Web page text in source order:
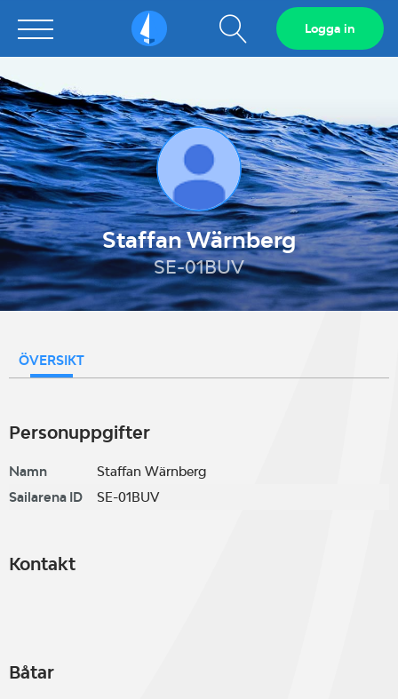
Sailarena Visa
sökfält
Logga in
Staffan Wärnberg
SE-01BUV
ÖVERSIKT
Personuppgifter
Namn
Staffan Wärnberg
Sailarena ID
SE-01BUV
Kontakt
Båtar